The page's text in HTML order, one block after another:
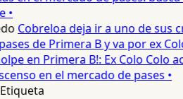
•
Cobreloa deja ir a uno de sus
de Primera B y va por ex
en Primera B!: Ex Colo Colo
en el mercado de pases •
Etiqueta